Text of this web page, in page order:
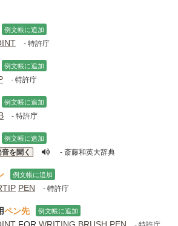
例文帳に追加
- 特許庁
例文帳に追加
- 特許庁
例文帳に追加
- 特許庁
例文帳に追加
音を聞く - 斎藤和英大辞典
例文帳に追加
PEN - 特許庁
ペン先 例文帳に追加